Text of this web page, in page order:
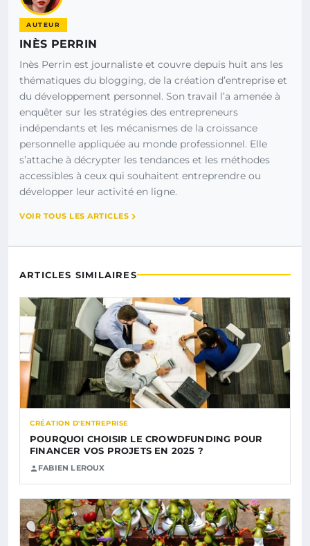
AUTEUR
INÈS PERRIN
Inès Perrin est journaliste et couvre depuis huit ans les
thématiques du blogging, de la création d’entreprise et
du développement personnel. Son travail l’a amenée à
enquêter sur les stratégies des entrepreneurs
indépendants et les mécanismes de la croissance
personnelle appliquée au monde professionnel. Elle
s’attache à décrypter les tendances et les méthodes
accessibles à ceux qui souhaitent entreprendre ou
développer leur activité en ligne.
VOIR TOUS LES ARTICLES
ARTICLES SIMILAIRES
CRÉATION D'ENTREPRISE
POURQUOI CHOISIR LE CROWDFUNDING POUR
FINANCER VOS PROJETS EN 2025 ?
FABIEN LEROUX